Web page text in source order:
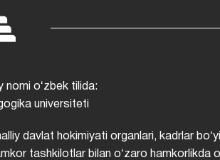
nomi oʻzbek tilida:
universiteti
davlat hokimiyati organlari, kadrlar
tashkilotlar bilan oʻzaro hamkorlikda